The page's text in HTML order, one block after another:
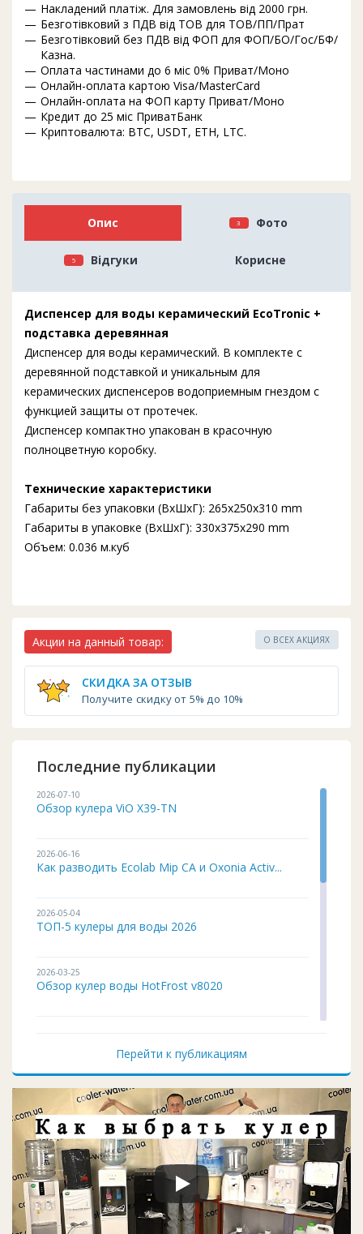
Накладений платіж. Для замовлень від 2000 грн.
Безготівковий з ПДВ від ТОВ для ТОВ/ПП/Прат
Безготівковий без ПДВ від ФОП для ФОП/БО/Гос/БФ/
Казна.
Оплата частинами до 6 міс 0% Приват/Моно
Онлайн-оплата картою Visa/MasterCard
Онлайн-оплата на ФОП карту Приват/Моно
Кредит до 25 міс ПриватБанк
Криптовалюта: BTC, USDT, ETH, LTC.
Опис 3 Фото
5 Відгуки Корисне
Диспенсер для воды керамический EcoTronic +
подставка деревянная
Диспенсер для воды керамический. В комплекте с
деревянной подставкой и уникальным для
керамических диспенсеров водоприемным гнездом с
функцией защиты от протечек.
Диспенсер компактно упакован в красочную
полноцветную коробку.
Технические характеристики
Габариты без упаковки (ВxШxГ): 265x250x310 mm
Габариты в упаковке (ВxШxГ): 330x375x290 mm
Объем: 0.036 м.куб
О ВСЕХ АКЦИЯХ
Акции на данный товар:
СКИДКА ЗА ОТЗЫВ
Получите скидку от 5% до 10%
Последние публикации
2026-07-10
Обзор кулера ViO X39-TN
2026-06-16
Как разводить Ecolab Mip CA и Oxonia Activ...
2026-05-04
ТОП-5 кулеры для воды 2026
2026-03-25
Обзор кулер воды HotFrost v8020
2026-01-12
Чистка и дезинфекция кулера для воды своим...
2026-01-05
Кулер воды не работает, не греет и не охла...
2025-11-07
Восстановление верхней крышки кулера
Перейти к публикациям